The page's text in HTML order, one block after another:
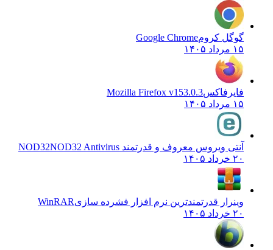
گوگل کرومGoogle Chrome
۱۵ مرداد ۱۴۰۵
فایرفاکسMozilla Firefox v153.0.3
۱۵ مرداد ۱۴۰۵
آنتی ویروس معروف و قدرتمند NOD32 NOD32 Antivirus
۲۰ خرداد ۱۴۰۵
وینرار قدرتمندترین نرم افزار فشرده سازیWinRAR
۲۰ خرداد ۱۴۰۵